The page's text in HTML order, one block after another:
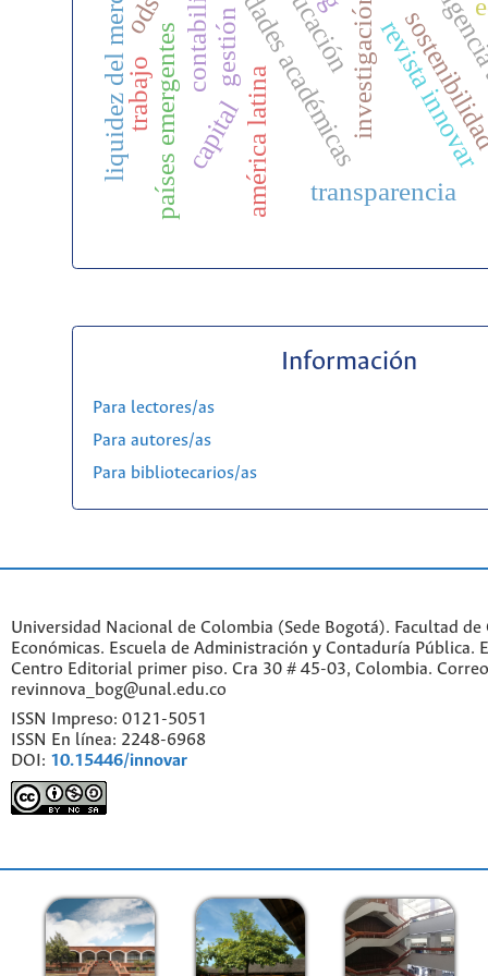
investigaciónrevista innovar
gestión
américa latina
países emergentes transparencia
capital
trabajo
liquidez del mercado
Información
Para lectores/as
Para autores/as
Para bibliotecarios/as
Universidad Nacional de Colombia (Sede Bogotá). Facultad de
Económicas. Escuela de Administración y Contaduría Pública.
Centro Editorial primer piso. Cra 30 # 45-03, Colombia.
revinnova_bog@unal.edu.co
ISSN Impreso: 0121-5051
ISSN En línea: 2248-6968
DOI: 10.15446/innovar